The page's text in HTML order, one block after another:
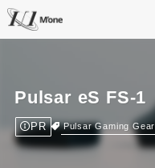
Pulsar eS FS-1
PR Pulsar Gaming Gear